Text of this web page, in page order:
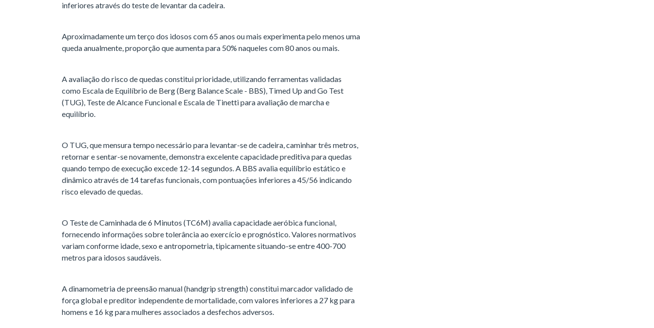
inferiores através do teste de levantar da cadeira.
Aproximadamente um terço dos idosos com 65 anos ou mais experimenta pelo menos uma
queda anualmente, proporção que aumenta para 50% naqueles com 80 anos ou mais.
A avaliação do risco de quedas constitui prioridade, utilizando ferramentas validadas
como Escala de Equilíbrio de Berg (Berg Balance Scale - BBS), Timed Up and Go Test
(TUG), Teste de Alcance Funcional e Escala de Tinetti para avaliação de marcha e
equilíbrio.
O TUG, que mensura tempo necessário para levantar-se de cadeira, caminhar três metros,
retornar e sentar-se novamente, demonstra excelente capacidade preditiva para quedas
quando tempo de execução excede 12-14 segundos. A BBS avalia equilíbrio estático e
dinâmico através de 14 tarefas funcionais, com pontuações inferiores a 45/56 indicando
risco elevado de quedas.
O Teste de Caminhada de 6 Minutos (TC6M) avalia capacidade aeróbica funcional,
fornecendo informações sobre tolerância ao exercício e prognóstico. Valores normativos
variam conforme idade, sexo e antropometria, tipicamente situando-se entre 400-700
metros para idosos saudáveis.
A dinamometria de preensão manual (handgrip strength) constitui marcador validado de
força global e preditor independente de mortalidade, com valores inferiores a 27 kg para
homens e 16 kg para mulheres associados a desfechos adversos.